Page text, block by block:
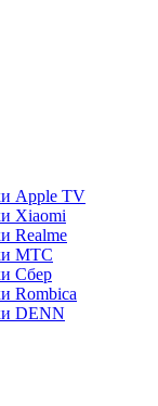
Apple TV
Xiaomi
Realme
МТС
Сбер
Rombica
DENN